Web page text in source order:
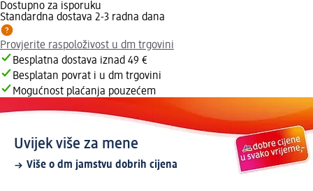
Dostupno za isporuku
Standardna dostava 2-3 radna dana
Provjerite raspoloživost u dm trgovini
Besplatna dostava iznad 49 €
Besplatan povrat i u dm trgovini
Mogućnost plaćanja pouzećem
Uvijek više za mene
Više o dm jamstvu dobrih cijena